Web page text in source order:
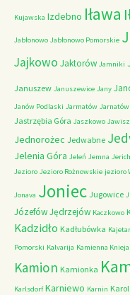
Kujawska Izdebno Iława
Jabłonowo Jabłonowo Pomorskie
Jajkowo Jaktorów Jamniki
Januszew Januszewice Jany
Janów Podlaski Jarmatów Jarnatów
Jastrzębia Góra Jaszkowo
Jednorożec Jedwabne
Jelenia Góra Jeleń Jemna
Jezioro Jezioro Rożnowskie jezioro
Jonava Joniec Jugowice
JózefówJędrzejów Kaczkowo
Kadzidło Kadłubówka
Pomorski Kalvarija Kamienna Knieja
Kamion Kamionka
Karlsdorf Karniewo Karnin